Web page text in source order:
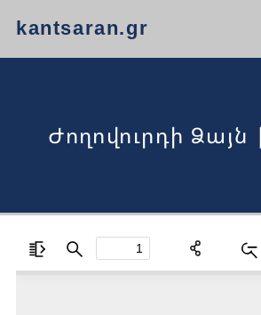
kantsaran.gr
Ժողովուրդի Ձայն